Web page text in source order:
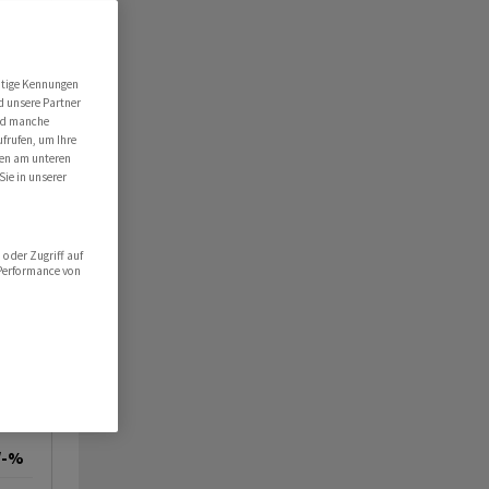
%
Kennungen
unsere Partner
manche
um Ihre
am unteren
in unserer
oder Zugriff auf
von